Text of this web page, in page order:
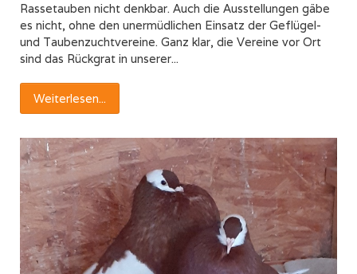
Rassetauben nicht denkbar. Auch die Ausstellungen gäbe
es nicht, ohne den unermüdlichen Einsatz der Geflügel-
und Taubenzuchtvereine. Ganz klar, die Vereine vor Ort
sind das Rückgrat in unserer...
Weiterlesen...